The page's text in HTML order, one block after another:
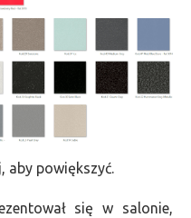
aby powiększyć.
się w salonie,